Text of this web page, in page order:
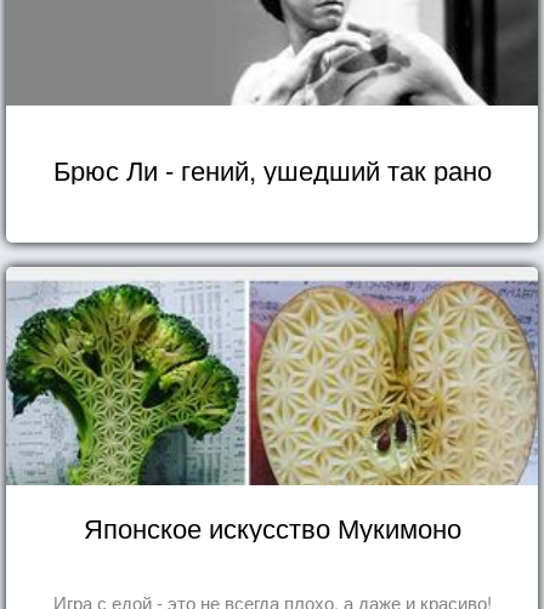
Брюс Ли - гений, ушедший так рано
Японское искусство Мукимоно
Игра с едой - это не всегда плохо, а даже и красиво!